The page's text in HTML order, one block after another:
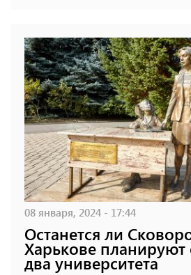
08 января, 2024 - 17:44
Останется ли
Харькове планируют
два университета